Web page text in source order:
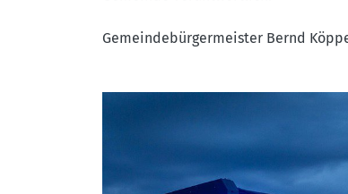
Gemeindebürgermeister Bernd